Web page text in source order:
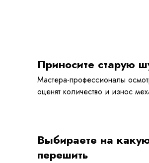
Приносите старую
Мастера-профессионалы
оценят количество и износ
Выбираете на
перешить